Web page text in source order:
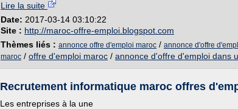
Lire la suite
Date: 2017-03-14 03:10:22
Site : http://maroc-offre-emploi.blogspot.com
Thèmes liés : annonce offre d'emploi maroc / annonce d'offre
maroc / offre d'emploi maroc / annonce d'offre d'emploi dans
Recrutement informatique maroc offres
Les entreprises à la une